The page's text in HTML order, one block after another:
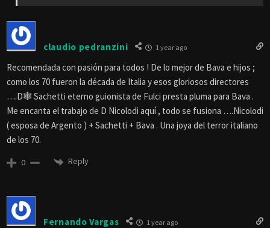
claudio pedranzini 1 year ago
Recomendada con pasión para todos ! De lo mejor de Bava e hijos ;
como los 70 fueron la década de Italia y esos gloriosos directores
….D🕸️ Sachetti eterno guionista de Fulci presta pluma para Bava .
Me encanta el trabajo de D Nicolodi aquí , todo se fusiona ….Nicolodi
( esposa de Argento ) + Sachetti + Bava . Una joya del terror italiano
de los 70.
0 Reply
Fernando Vargas 1 year ago